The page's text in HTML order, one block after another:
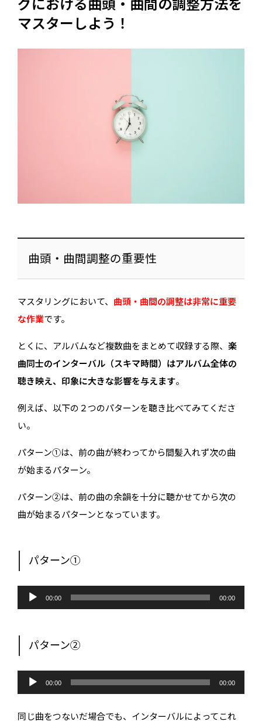
グにおける曲頭・曲間の調整方法を
マスターしよう！
曲頭・曲間調整の重要性
マスタリングにおいて、 曲頭・曲間の調整は非常に重要
な作業です。
とくに、アルバムなど複数曲をまとめて収録する際、楽
曲同士のインターバル（スキマ時間）はアルバム全体の
聴き映え、印象に大きな影響を与えます。
例えば、以下の２つのパターンを聴き比べてみてくださ
い。
パターン①は、前の曲が終わってから間髪入れず次の曲
が始まるパターン。
パターン②は、前の曲の余韻を十分に聴かせてから次の
曲が始まるパターンとなっています。
パターン①
音
プ
ヤ
00:00 00:00
パターン②
音
プ
ヤ
00:00 00:00
同じ曲をつないだ場合でも、インターバルによってこれ